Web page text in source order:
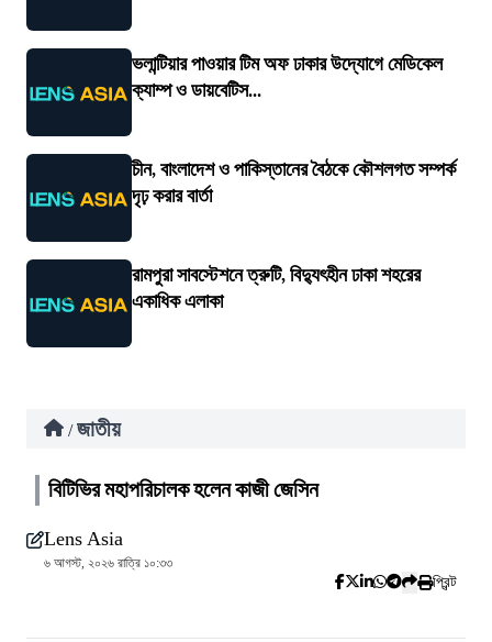
ভলান্টিয়ার পাওয়ার টিম অফ ঢাকার উদ্যোগে মেডিকেল
ক্যাম্প ও ডায়বেটিস...
চীন, বাংলাদেশ ও পাকিস্তানের বৈঠকে কৌশলগত সম্পর্ক
দৃঢ় করার বার্তা
রামপুরা সাবস্টেশনে ত্রুটি, বিদ্যুৎহীন ঢাকা শহরের
একাধিক এলাকা
/ জাতীয়
বিটিভির মহাপরিচালক হলেন কাজী জেসিন
Lens Asia
৬ আগস্ট, ২০২৬ রাত্রি ১০:৩৩
প্রিন্ট